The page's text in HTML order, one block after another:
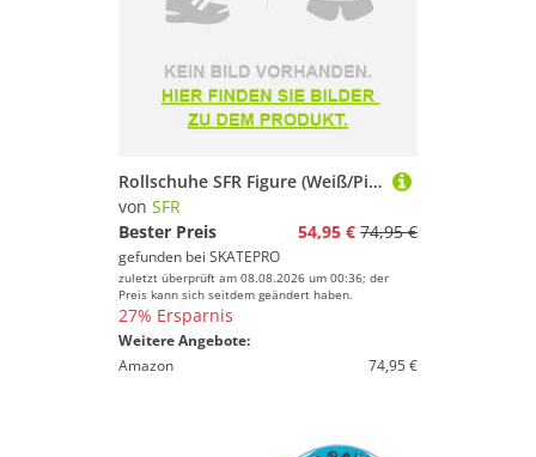
Rollschuhe SFR Figure (Weiß/Pink - 35.5)
von SFR
Bester Preis
54,95 € 74,95 €
gefunden bei SKATEPRO
zuletzt überprüft am 08.08.2026 um 00:36; der
Preis kann sich seitdem geändert haben.
27% Ersparnis
Weitere Angebote:
Amazon
74,95 €